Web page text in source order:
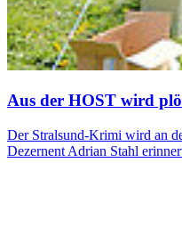
Aus der HOST wird
Der Stralsund-Krimi wird an
Dezernent Adrian Stahl